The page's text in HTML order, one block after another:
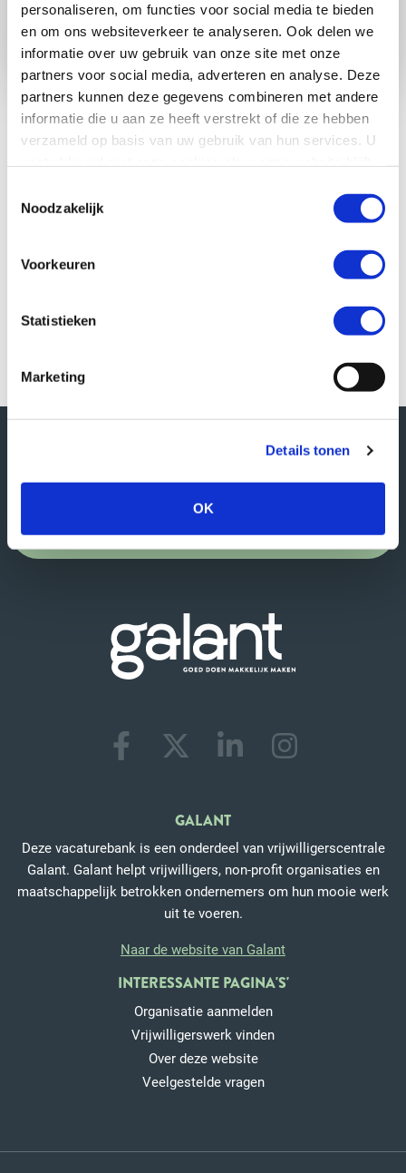
personaliseren, om functies voor social media te bieden
en om ons websiteverkeer te analyseren. Ook delen we
informatie over uw gebruik van onze site met onze
partners voor social media, adverteren en analyse. Deze
partners kunnen deze gegevens combineren met andere
informatie die u aan ze heeft verstrekt of die ze hebben
verzameld op basis van uw gebruik van hun services. U
Noodzakelijk
Voorkeuren
Statistieken
Marketing
Details tonen
OK
Wachtwoord vergeten
Nog geen account? Meld je hier aan.Ik ben een organisatie
ben een vrijwilliger
DEZE WEBSITE?
Voor jouw gemak hebben we de veelgestelde vragen
verzameld.
Veelgestelde vragen voor
GALANT
Deze vacaturebank is een onderdeel van vrijwilligerscentrale
Galant. Galant helpt vrijwilligers, non-profit organisaties en
maatschappelijk betrokken ondernemers om hun mooie werk
uit te voeren.
Naar de website van Galant
INTERESSANTE PAGINA'S'
Organisatie aanmelden
Vrijwilligerswerk vinden
Over deze website
Veelgestelde vragen